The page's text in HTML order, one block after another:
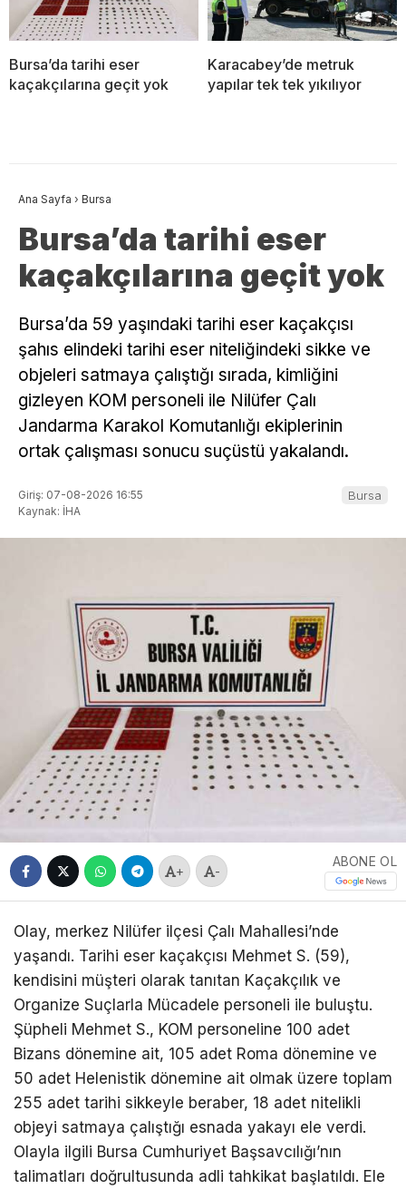
Bursa’da tarihi eser
kaçakçılarına geçit yok
Karacabey’de metruk
yapılar tek tek yıkılıyor
Ana Sayfa › Bursa
Bursa’da tarihi eser
kaçakçılarına geçit yok
Bursa’da 59 yaşındaki tarihi eser kaçakçısı
şahıs elindeki tarihi eser niteliğindeki sikke ve
objeleri satmaya çalıştığı sırada, kimliğini
gizleyen KOM personeli ile Nilüfer Çalı
Jandarma Karakol Komutanlığı ekiplerinin
ortak çalışması sonucu suçüstü yakalandı.
Giriş: 07-08-2026 16:55
Kaynak: İHA
Bursa
+ -
ABONE OL
Olay, merkez Nilüfer ilçesi Çalı Mahallesi’nde
yaşandı. Tarihi eser kaçakçısı Mehmet S. (59),
kendisini müşteri olarak tanıtan Kaçakçılık ve
Organize Suçlarla Mücadele personeli ile buluştu.
Şüpheli Mehmet S., KOM personeline 100 adet
Bizans dönemine ait, 105 adet Roma dönemine ve
50 adet Helenistik dönemine ait olmak üzere toplam
255 adet tarihi sikkeyle beraber, 18 adet nitelikli
objeyi satmaya çalıştığı esnada yakayı ele verdi.
Olayla ilgili Bursa Cumhuriyet Başsavcılığı’nın
talimatları doğrultusunda adli tahkikat başlatıldı. Ele